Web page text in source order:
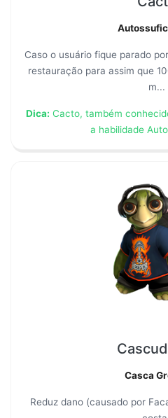
Caso o usuário fique parado
restauração para assim que
m...
Dica: Cacto, também
a habilidade
Casca
Reduz dano (causado por